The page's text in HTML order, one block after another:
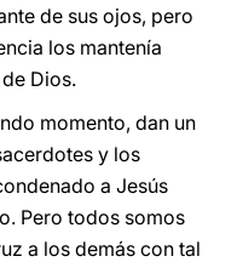
de sus ojos, pero
los mantenía
Dios.
momento, dan un
y los
a Jesús
Pero todos somos
a los demás con tal